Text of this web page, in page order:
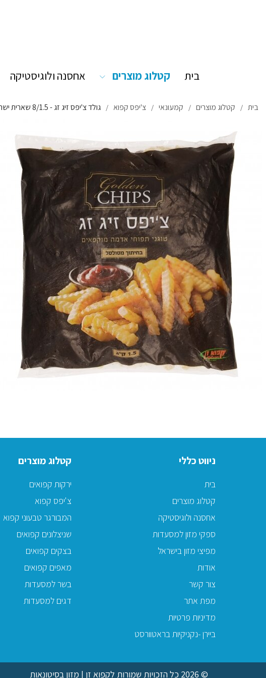
בית קטלוג מוצרים אחסנה ולוגיסטיקה
בית / קטלוג מוצרים / קמעונאי / צ'יפס קפוא / גולד צ'יפס זיג זג - 8/1.5 שארית ישראל
ניווט כללי
בית
קטלוג מוצרים
אחסנה ולוגיסטיקה
ספקי מזון למסעדות
מפיצי מזון בישראל
אודות
צור קשר
מפת אתר
מדיניות פרטיות
ביירן -נקניקיות בראטוורסט
קטלוג מוצרים
ירקות קפואים
צ'יפס קפוא
המבורגר טבעוני קפוא
שניצלונים קפואים
בצקים קפואים
מאפים קפואים
בשר למסעדות
דגים למסעדות
© 2026 כל הזכויות שמורות לקפוא זן | מזון בסיטונאות